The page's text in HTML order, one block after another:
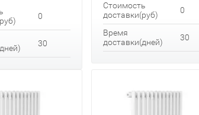
0
30
Стоимость
доставки(руб)
0
Время
доставки(дней)
30